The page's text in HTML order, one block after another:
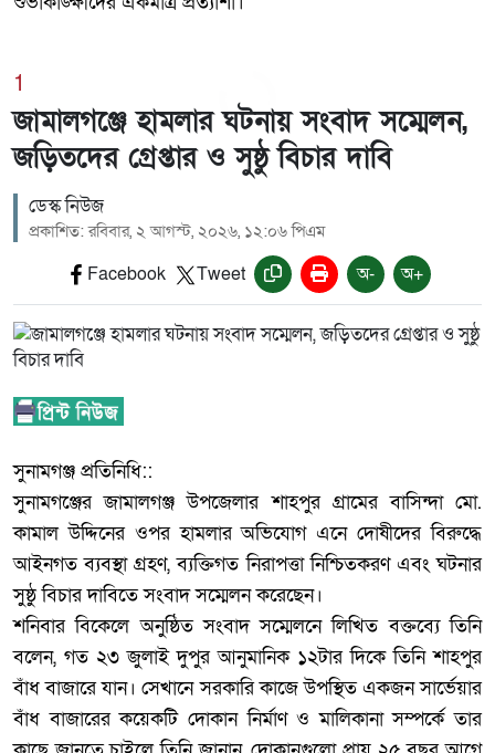
1
জামালগঞ্জে হামলার ঘটনায় সংবাদ সম্মেলন,
জড়িতদের গ্রেপ্তার ও সুষ্ঠু বিচার দাবি
ডেস্ক নিউজ
প্রকাশিত: রবিবার, ২ আগস্ট, ২০২৬, ১২:০৬ পিএম
Facebook Tweet অ- অ+
‎সুনামগঞ্জ প্রতিনিধি::
‎সুনামগঞ্জের জামালগঞ্জ উপজেলার শাহপুর গ্রামের বাসিন্দা মো.
কামাল উদ্দিনের ওপর হামলার অভিযোগ এনে দোষীদের বিরুদ্ধে
আইনগত ব্যবস্থা গ্রহণ, ব্যক্তিগত নিরাপত্তা নিশ্চিতকরণ এবং ঘটনার
সুষ্ঠু বিচার দাবিতে সংবাদ সম্মেলন করেছেন।
‎শনিবার বিকেলে অনুষ্ঠিত সংবাদ সম্মেলনে লিখিত বক্তব্যে তিনি
বলেন, গত ২৩ জুলাই দুপুর আনুমানিক ১২টার দিকে তিনি শাহপুর
বাঁধ বাজারে যান। সেখানে সরকারি কাজে উপস্থিত একজন সার্ভেয়ার
বাঁধ বাজারের কয়েকটি দোকান নির্মাণ ও মালিকানা সম্পর্কে তার